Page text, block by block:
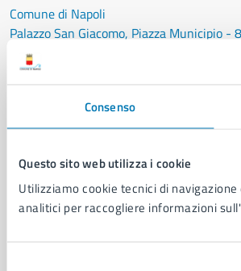
Consenso
Questo sito web utilizza i cookie
Utilizziamo cookie tecnici di
analitici per raccogliere informazioni
Comune di Napoli
Palazzo San Giacomo, Piazza Municipio -
P. IVA: 01207650639
LEI: 8156007FF4DEB97ABA09
PEC:urp@pec.comune.napoli.it
Centralino unico:0817951111
Leggi le FAQ